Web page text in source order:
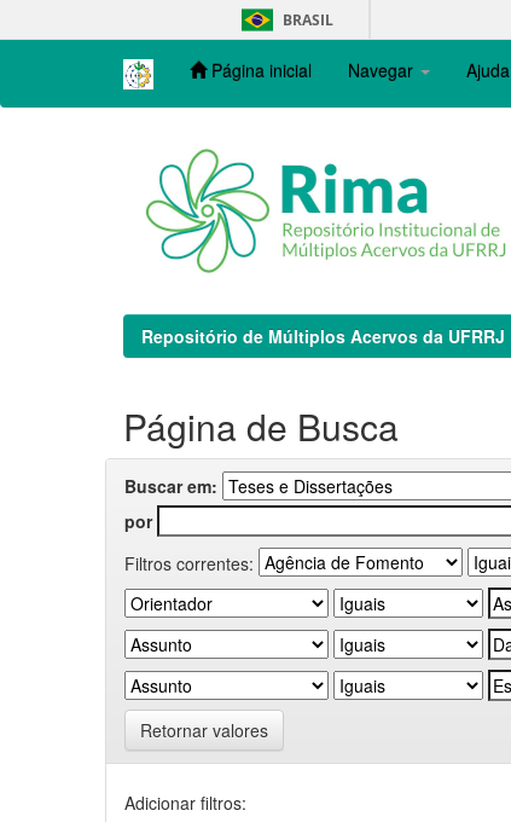
navigation
BRASIL
Página inicial Navegar Ajuda
Repositório de Múltiplos Acervos da UFRRJ
Página de Busca
Buscar em:
por
Filtros correntes:
Retornar valores
Adicionar filtros: